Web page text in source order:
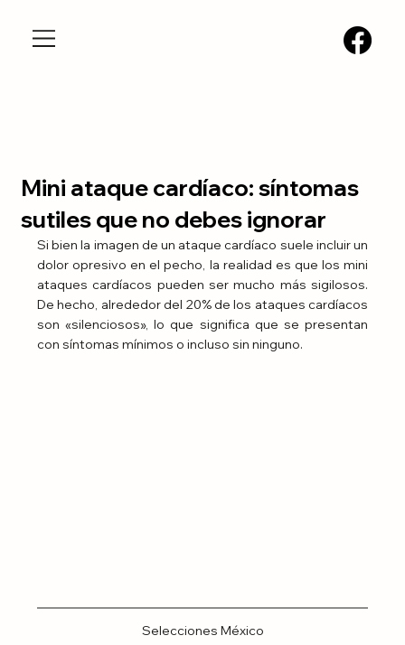
Mini ataque cardíaco: síntomas
sutiles que no debes ignorar
Si bien la imagen de un ataque cardíaco suele incluir un
dolor opresivo en el pecho, la realidad es que los mini
ataques cardíacos pueden ser mucho más sigilosos.
De hecho, alrededor del 20% de los ataques cardíacos
son «silenciosos», lo que significa que se presentan
con síntomas mínimos o incluso sin ninguno.
Selecciones México